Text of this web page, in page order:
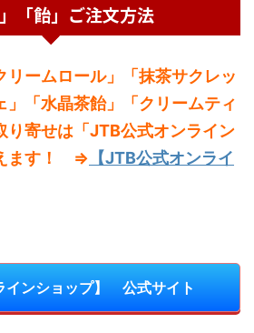
「飴」ご注文方法
リームロール」「抹茶サクレッ
」「水晶茶飴」「クリームティ
り寄せは「JTB公式オンライン
ます！ ⇒ 【JTB公式オンライ
インショップ】 公式サイト